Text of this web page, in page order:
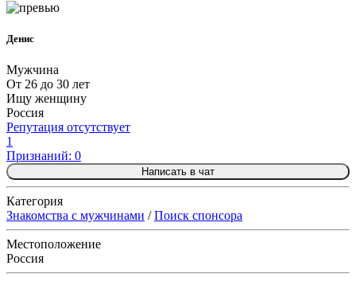
Денис
Мужчина
От 26 до 30 лет
Ищу женщину
Россия
Репутация отсутствует
1
Признаний: 0
Написать в чат
Категория
Знакомства с мужчинами /Поиск спонсора
Местоположение
Россия